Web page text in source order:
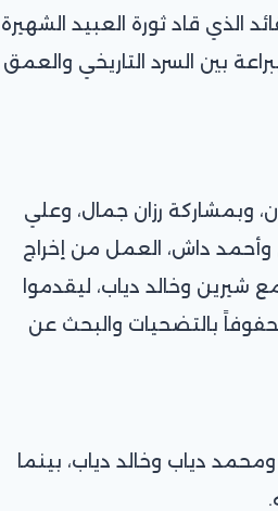
الذي قاد ثورة العبيد الشهيرة
ويمزج العمل ببراعة بين السرد التاريخي والعمق
وبمشاركة رزان جمال، وعلي
وأحمد داش، العمل من إخراج
شيرين وخالد دياب، ليقدموا
بالتضحيات والبحث عن
دياب وخالد دياب، بينما